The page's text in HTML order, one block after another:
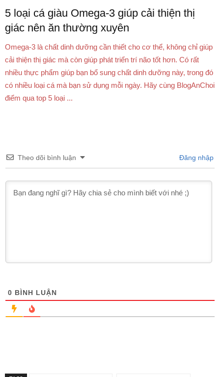
5 loại cá giàu Omega-3 giúp cải thiện thị
giác nên ăn thường xuyên
Omega-3 là chất dinh dưỡng cần thiết cho cơ thể, không chỉ giúp
cải thiện thị giác mà còn giúp phát triển trí não tốt hơn. Có rất
nhiều thực phẩm giúp bạn bổ sung chất dinh dưỡng này, trong đó
có nhiều loại cá mà bạn sử dụng mỗi ngày. Hãy cùng BlogAnChoi
điểm qua top 5 loại ...
Theo dõi bình luận Đăng nhập
0 BÌNH LUẬN